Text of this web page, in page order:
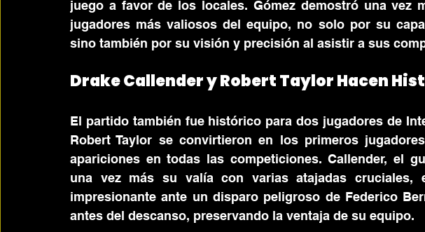
juego a favor de los locales. Gómez demostró una vez
jugadores más valiosos del equipo, no solo por su
sino también por su visión y precisión al asistir a sus
Drake Callender y Robert Taylor Hacen
El partido también fue histórico para dos jugadores de
Robert Taylor se convirtieron en los primeros
apariciones en todas las competiciones. Callender, el
una vez más su valía con varias atajadas cruciales,
impresionante ante un disparo peligroso de Federico
antes del descanso, preservando la ventaja de su equipo.